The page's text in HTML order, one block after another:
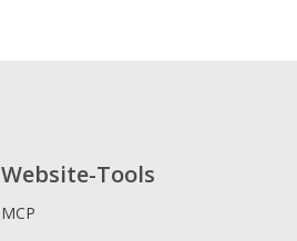
Website-Tools
MCP